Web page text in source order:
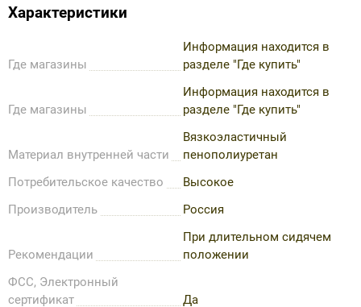
Характеристики
Где магазины
Информация находится в
разделе "Где купить"
Где магазины
Информация находится в
разделе "Где купить"
Материал внутренней части
Вязкоэластичный
пенополиуретан
Потребительское качество
Высокое
Производитель
Россия
Рекомендации
При длительном сидячем
положении
ФСС, Электронный
сертификат
Да